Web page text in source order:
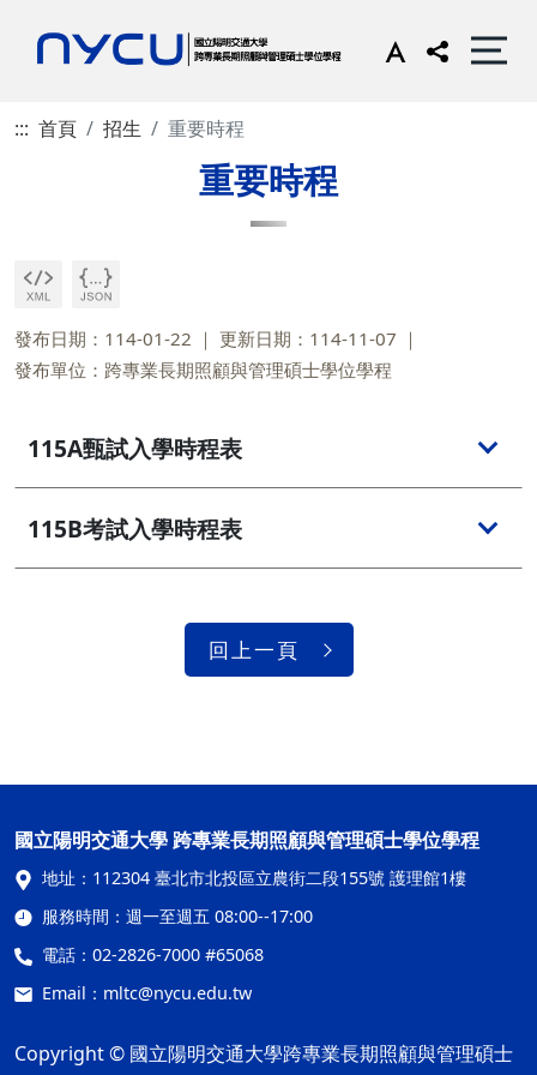
::: 首頁 招生 重要時程
重要時程
發布日期：114-01-22
更新日期：114-11-07
發布單位：跨專業長期照顧與管理碩士學位學程
115A甄試入學時程表
115B考試入學時程表
回上一頁
國立陽明交通大學 跨專業長期照顧與管理碩士學位學程
地址： 112304 臺北市北投區立農街二段155號 護理館1樓
服務時間： 週一至週五 08:00--17:00
電話： 02-2826-7000 #65068
Email： mltc@nycu.edu.tw
Copyright © 國立陽明交通大學跨專業長期照顧與管理碩士